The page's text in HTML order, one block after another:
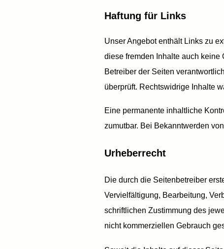
Haftung für Links
Unser Angebot enthält Links zu
diese fremden Inhalte auch keine
Betreiber der Seiten
überprüft. Rechtswidrige Inhalte
Eine permanente inhaltliche
zumutbar. Bei Bekanntwerden
Urheberrecht
Die durch die Seitenbetreiber
Vervielfältigung, Bearbeitung,
schriftlichen Zustimmung des
nicht kommerziellen Gebrauch